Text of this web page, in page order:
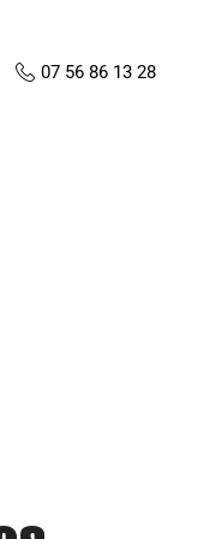
07 56 86 13 28